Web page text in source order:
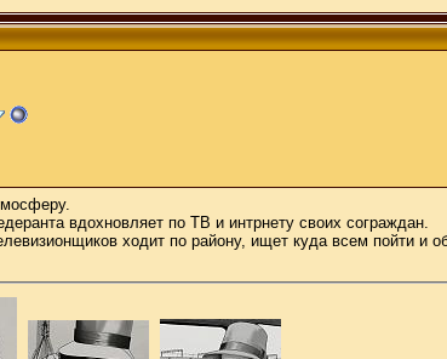
вдохновляет по ТВ и интрнету своих сограждан.
ходит по району, ищет куда всем пойти и